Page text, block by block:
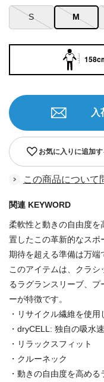
S M
お気に入りに追加す
入
この商品について
関連 KEYWORD
柔軟性と動きの自由度
置したこの革新的なスポ
期待を超える準備は万端
このアイテムは、クラ
るラグランスリーブ、
ーが特徴です。
・リサイクル繊維を使
・dryCELL: 独自の吸水
・リラックスフィット
・クルーネック
・動きの自由度を高め